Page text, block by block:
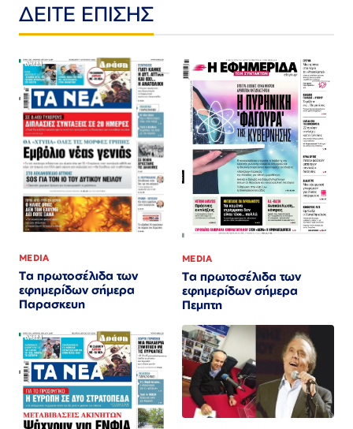
ΔΕΙΤΕ ΕΠΙΣΗΣ
MEDIA
Τα πρωτοσέλιδα των
εφημερίδων σήμερα
Παρασκευη
MEDIA
Τα πρωτοσέλιδα των
εφημερίδων σήμερα
Πεμπτη